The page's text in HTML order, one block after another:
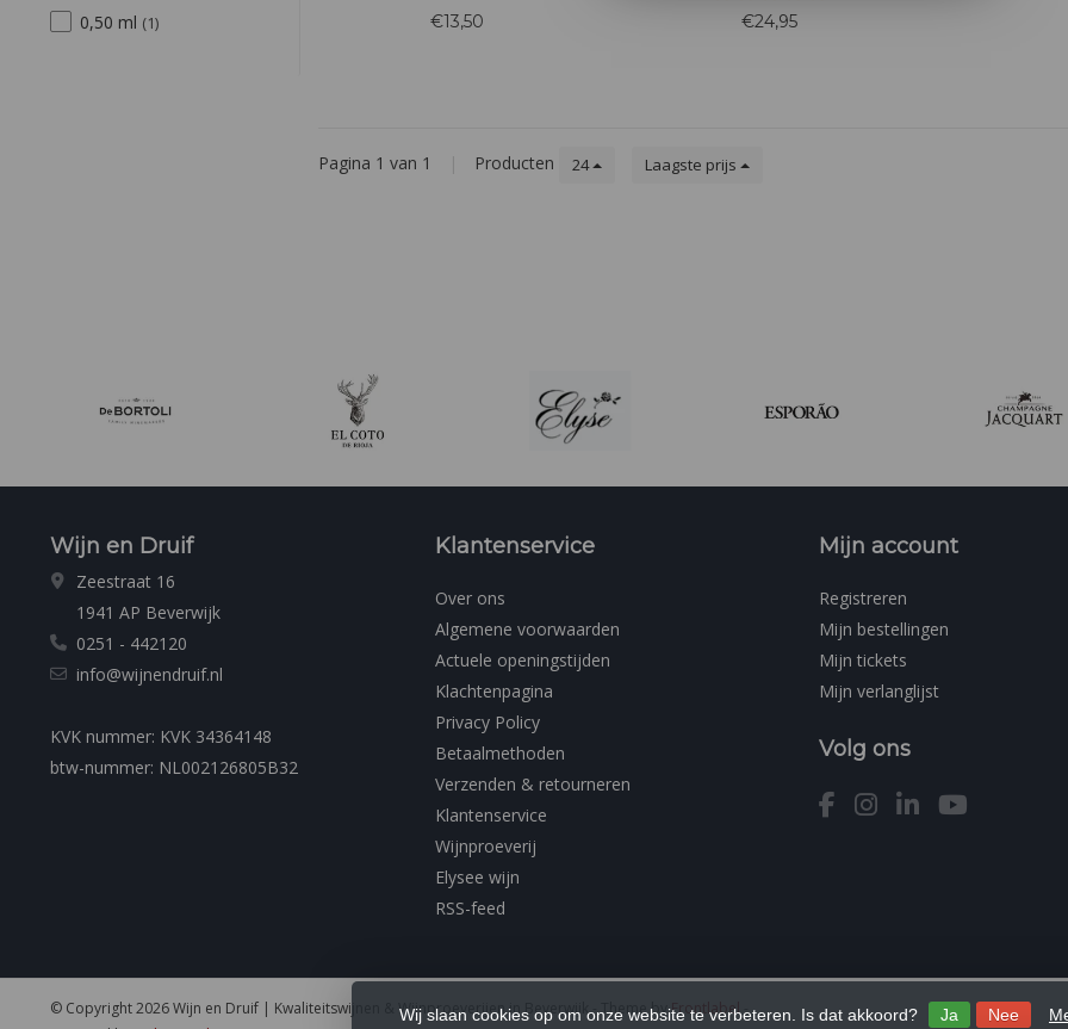
0,50 ml (1)
groene asperges in de neus.
€13,50
andere pathé en koude desserts.
€24,95
Pagina 1 van 1 Producten 24 Laagste prijs
Wijn en Druif
Zeestraat 16
1941 AP Beverwijk
0251 - 442120
info@wijnendruif.nl
KVK nummer: KVK 34364148
btw-nummer: NL002126805B32
Klantenservice
Over ons
Algemene voorwaarden
Actuele openingstijden
Klachtenpagina
Privacy Policy
Betaalmethoden
Verzenden & retourneren
Klantenservice
Wijnproeverij
Elysee wijn
RSS-feed
Mijn account
Registreren
Mijn bestellingen
Mijn tickets
Mijn verlanglijst
Volg ons
Wij slaan cookies op om onze website te verbeteren. Is dat akkoord? Ja Nee
© Copyright 2026 Wijn en Druif | Kwaliteitswijnen & Wijnproeverijen in Beverwijk- Theme byFrontlabel-